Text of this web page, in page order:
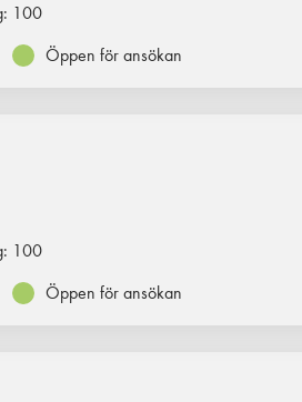
100
Öppen för ansökan
100
Öppen för ansökan